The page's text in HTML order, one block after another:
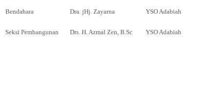
Bendahara Dra. jHj. Zayarna YSO Adabiah
Seksi Pembangunan Drs. H. Azmal Zen, B.Sc YSO Adabiah